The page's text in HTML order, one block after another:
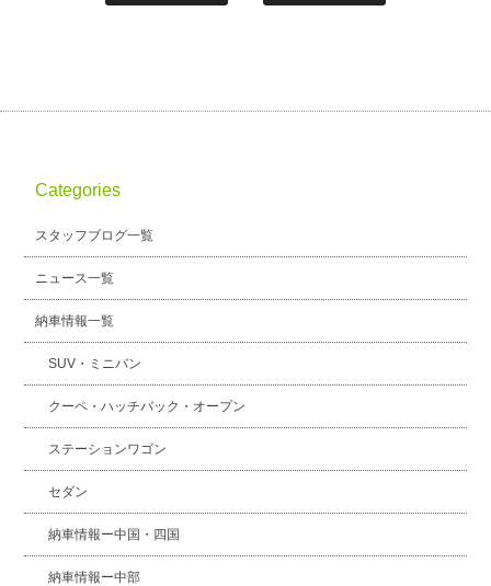
Categories
スタッフブログ一覧
ニュース一覧
納車情報一覧
SUV・ミニバン
クーペ・ハッチバック・オープン
ステーションワゴン
セダン
納車情報ー中国・四国
納車情報ー中部